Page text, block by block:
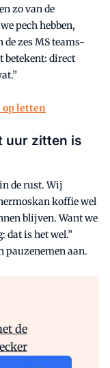
zo van de
pech hebben,
de zes MS teams-
betekent: direct
op letten
uur zitten is
de rust. Wij
koffie wel
blijven. Want we
dat is het wel.”
pauzenemen aan.
de